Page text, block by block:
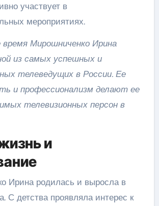
участвует в
мероприятиях.
Мирошниченко Ирина
из самых успешных и
телеведущих в России. Ее
и профессионализм делают ее
телевизионных персон в
и
Ирина родилась и выросла в
С детства проявляла интерес к